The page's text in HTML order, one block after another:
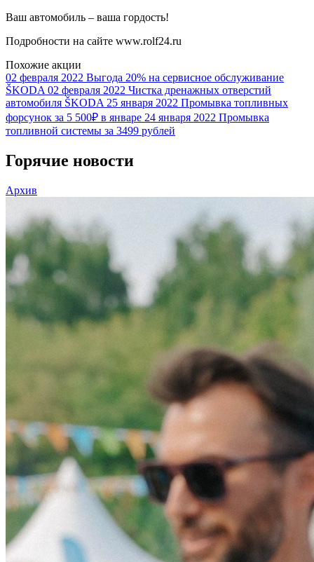
Ваш автомобиль – ваша гордость!
Подробности на сайте www.rolf24.ru
Похожие акции
02 февраля 2022 Выгода 20% на сервисное обслуживание
ŠKODA 02 февраля 2022 Чистка дренажных отверстий
автомобиля ŠKODA 25 января 2022 Промывка топливных
форсунок за 5 500₽ в январе 24 января 2022 Промывка
топливной системы за 3499 рублей
Горячие новости
Архив